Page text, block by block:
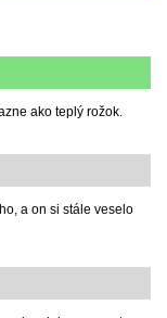
ako teplý rožok.
a on si stále veselo